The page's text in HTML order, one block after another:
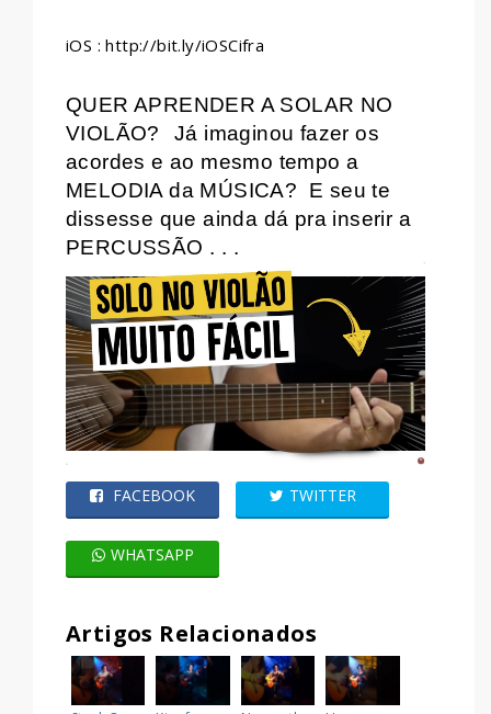
iOS : http://bit.ly/iOSCifra
QUER APRENDER A SOLAR NO
VIOLÃO?
Já imaginou fazer os
acordes e ao mesmo tempo a
MELODIA da MÚSICA? E seu te
dissesse que ainda dá pra inserir a
PERCUSSÃO . . .
FACEBOOK TWITTER
WHATSAPP
Artigos Relacionados